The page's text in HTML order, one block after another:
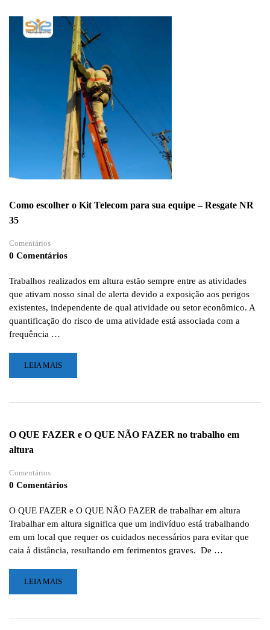
ANDAIMES
–
APR
PROCEDIMENTO
OPERACIONAL
Como escolher o Kit Telecom para sua equipe – Resgate NR
35
Comentários
0 Comentários
Trabalhos realizados em altura estão sempre entre as atividades
que ativam nosso sinal de alerta devido a exposição aos perigos
existentes, independente de qual atividade ou setor econômico. A
quantificação do risco de uma atividade está associada com a
frequência …
LEIA
MAIS
COMO
KIT
TELECOM
SUA
EQUIPE
RESGATE
NR
35
LEIA MAIS
O QUE FAZER e O QUE NÃO FAZER no trabalho em
altura
Comentários
0 Comentários
O QUE FAZER e O QUE NÃO FAZER de trabalhar em altura
Trabalhar em altura significa que um indivíduo está trabalhando
em um local que requer os cuidados necessários para evitar que
caia à distância, resultando em ferimentos graves. De …
LEIA
MAIS
O
LEIA MAIS